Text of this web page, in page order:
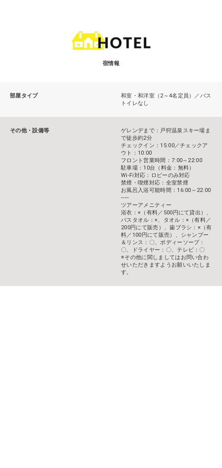
宿情報
部屋タイプ
和室・和洋室（2～4名定員）／バス
トイレなし
その他・設備等
ゲレンデまで：戸狩温泉スキー場ま
で徒歩約2分
チェックイン：15:00／チェックア
ウト：10:00
フロント営業時間：7:00～22:00
駐車場：10台（料金：無料）
Wi-Fi対応：ロビーのみ対応
禁煙・喫煙対応：全室禁煙
お風呂入浴可能時間：16:00～22:00
-----
ツアーアメニティー
浴衣：×（有料／500円にて貸出）、
バスタオル：×、タオル：×（有料／
200円にて販売）、歯ブラシ：×（有
料／100円にて販売）、シャンプー
＆リンス：〇、ボディーソープ：
〇、ドライヤー：〇、テレビ：〇
※その他に関しましてはお問い合わ
せいただきますようお願いいたしま
す。